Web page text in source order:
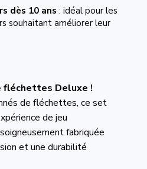
fléchettes Deluxe !
de fléchettes, ce set
de jeu
fabriquée
et une durabilité
dès 10 ans : idéal pour les
souhaitant améliorer leur